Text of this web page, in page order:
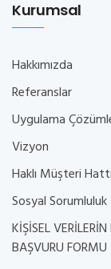
Kurumsal
Hakkımızda
Referanslar
Uygulama
Vizyon
Haklı Müşteri Hattı
Sosyal Sorumluluk
KİŞİSEL
BAŞVURU FORMU